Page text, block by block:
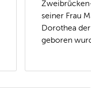
seiner Frau
Dorothea
geboren